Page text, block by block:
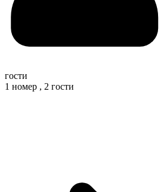
гости
1 номер , 2 гости